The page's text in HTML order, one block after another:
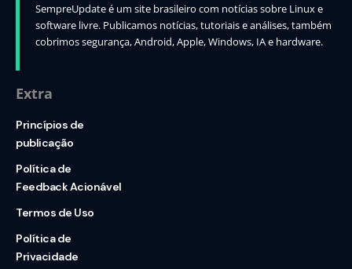
SempreUpdate é um site brasileiro com notícias sobre Linux e
software livre. Publicamos notícias, tutoriais e análises, também
cobrimos segurança, Android, Apple, Windows, IA e hardware.
Extra
Princípios de
publicação
Política de
Feedback Acionável
Termos de Uso
Política de
Privacidade